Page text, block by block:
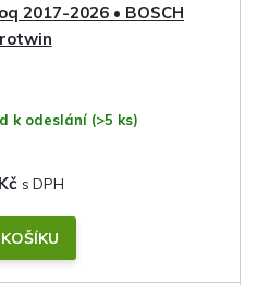
2017-2026 • BOSCH
k odeslání (>5 ks)